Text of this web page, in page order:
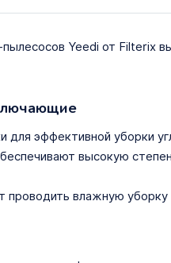
Yeedi от Filterix
эффективной уборки
высокую
влажную уборку